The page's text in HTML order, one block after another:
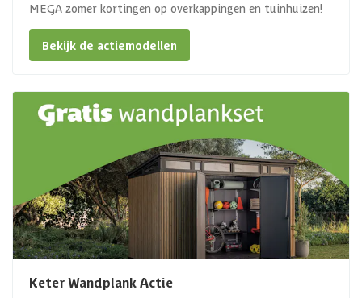
MEGA zomer kortingen op overkappingen en tuinhuizen!
Bekijk de actiemodellen
Keter Wandplank Actie